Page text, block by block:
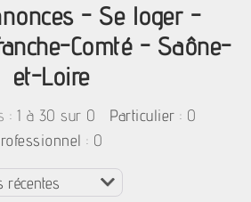
- Se loger -
Comté - Saône-
et-Loire
: 1 à 30 sur 0 Particulier : 0
: 0